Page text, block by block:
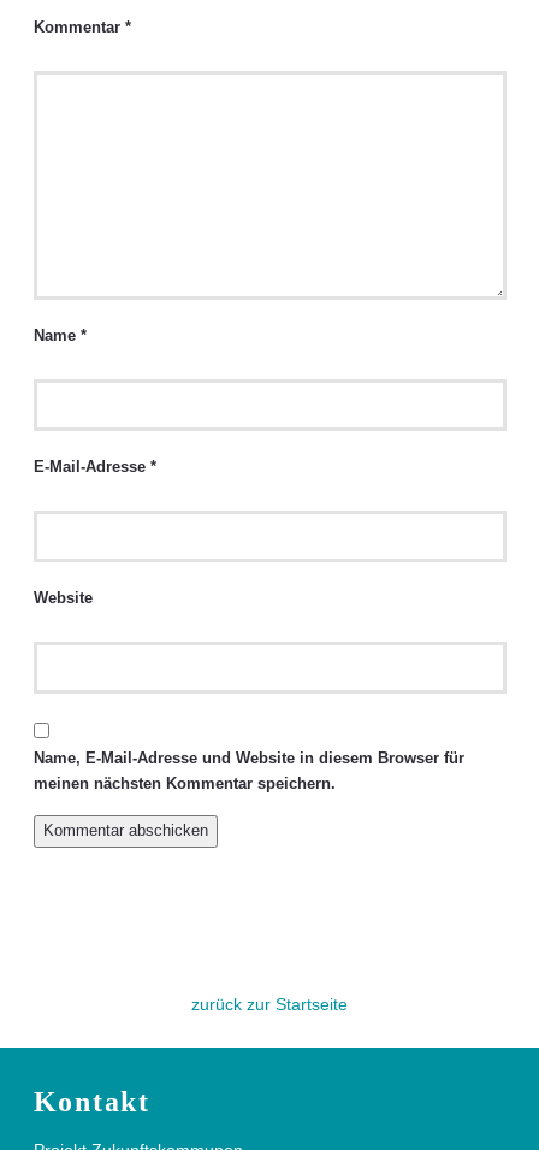
Kommentar *
Name *
E-Mail-Adresse *
Website
Name, E-Mail-Adresse und Website in diesem Browser für
meinen nächsten Kommentar speichern.
zurück zur Startseite
Kontakt